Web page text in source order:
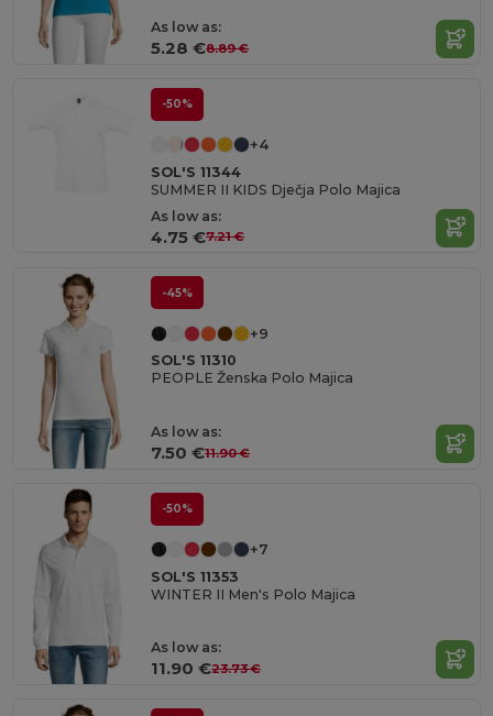
As low as:
5.28 €8.89 €
-50%
+4
SOL'S 11344
SUMMER II KIDS Dječja Polo Majica
As low as:
4.75 €7.21 €
-45%
+9
SOL'S 11310
PEOPLE Ženska Polo Majica
As low as:
7.50 €11.90 €
-50%
+7
SOL'S 11353
WINTER II Men's Polo Majica
As low as:
11.90 €23.73 €